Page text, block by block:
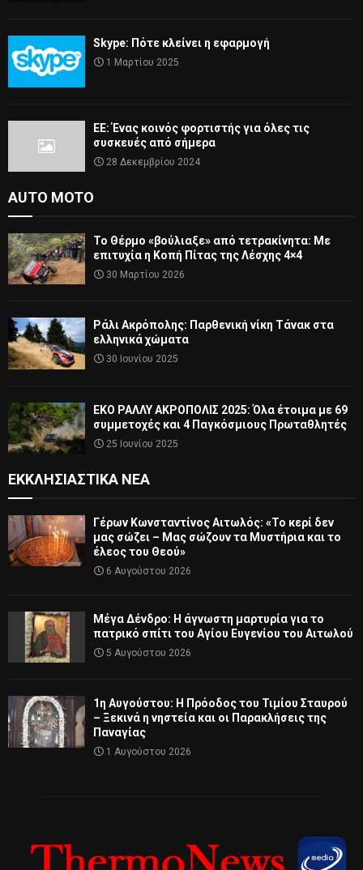
Skype: Πότε κλείνει η εφαρμογή
1 Μαρτίου 2025
ΕΕ: Ένας κοινός φορτιστής για όλες τις
συσκευές από σήμερα
28 Δεκεμβρίου 2024
AUTO MOTO
Το Θέρμο «βούλιαξε» από τετρακίνητα: Με
επιτυχία η Κοπή Πίτας της Λέσχης 4×4
30 Μαρτίου 2026
Ράλι Ακρόπολης: Παρθενική νίκη Τάνακ στα
ελληνικά χώματα
30 Ιουνίου 2025
ΕΚΟ ΡΑΛΛΥ ΑΚΡΟΠΟΛΙΣ 2025: Όλα έτοιμα με 69
συμμετοχές και 4 Παγκόσμιους Πρωταθλητές
25 Ιουνίου 2025
ΕΚΚΛΗΣΙΑΣΤΙΚΆ ΝΈΑ
Γέρων Κωνσταντίνος Αιτωλός: «Το κερί δεν
μας σώζει – Μας σώζουν τα Μυστήρια και το
έλεος του Θεού»
6 Αυγούστου 2026
Μέγα Δένδρο: Η άγνωστη μαρτυρία για το
πατρικό σπίτι του Αγίου Ευγενίου του Αιτωλού
5 Αυγούστου 2026
1η Αυγούστου: Η Πρόοδος του Τιμίου Σταυρού
– Ξεκινά η νηστεία και οι Παρακλήσεις της
Παναγίας
1 Αυγούστου 2026